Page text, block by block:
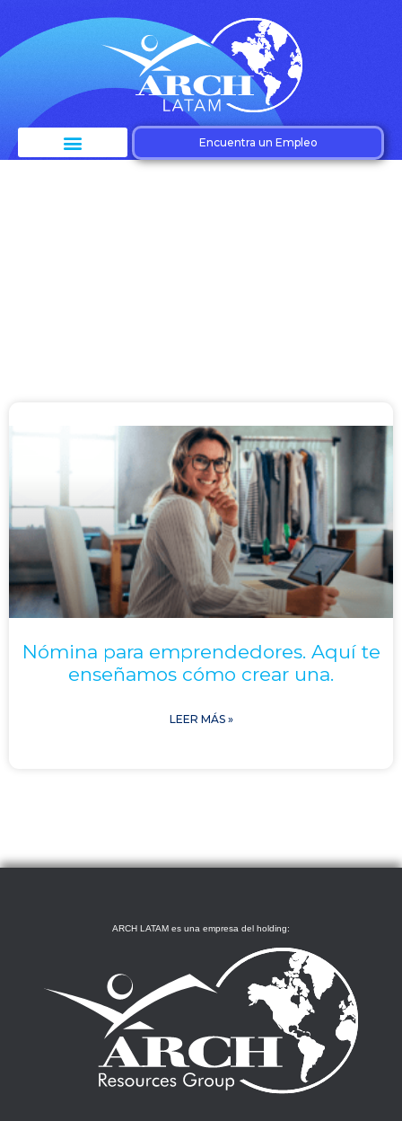
Encuentra un Empleo
Nómina para emprendedores. Aquí te
enseñamos cómo crear una.
LEER MÁS »
ARCH LATAM es una empresa del holding: